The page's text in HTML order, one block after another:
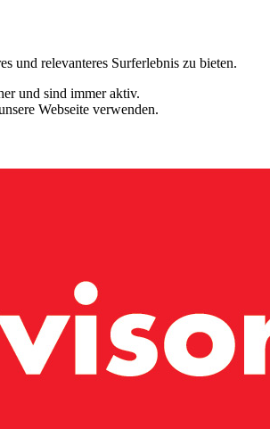
und relevanteres Surferlebnis zu bieten.
und sind immer aktiv.
Webseite verwenden.